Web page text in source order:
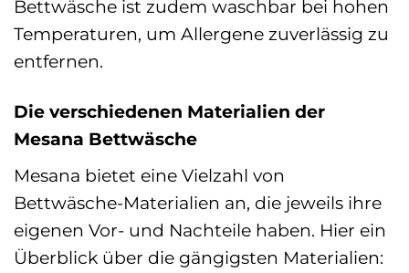
Bettwäsche ist zudem waschbar bei hohen
Temperaturen, um Allergene zuverlässig zu
entfernen.
Die verschiedenen Materialien der
Mesana Bettwäsche
Mesana bietet eine Vielzahl von
Bettwäsche-Materialien an, die jeweils ihre
eigenen Vor- und Nachteile haben. Hier ein
Überblick über die gängigsten Materialien: